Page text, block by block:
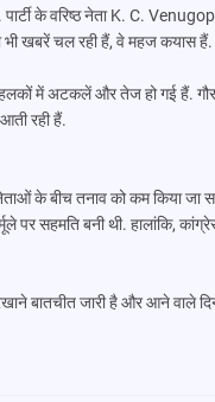
के वरिष्ठ नेता K. C.
भी खबरें चल रही हैं, वे महज कयास हैं.
हलकों में अटकलें और तेज हो गई हैं.
रही हैं.
के बीच तनाव को कम किया जा
पर सहमति बनी थी. हालांकि,
बातचीत जारी है और आने वाले